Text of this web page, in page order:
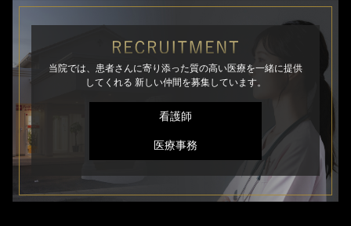
当院では、患者さんに寄り添った質の高い医療を一緒に提供
してくれる 新しい仲間を募集しています。
看護師
医療事務